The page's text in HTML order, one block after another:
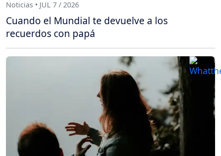
Noticias • JUL 7 / 2026
Cuando el Mundial te devuelve a los
recuerdos con papá